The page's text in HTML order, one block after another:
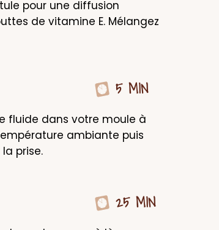
pour une diffusion
de vitamine E. Mélangez
5 MIN
fluide dans votre moule à
ambiante puis
prise.
25 MIN